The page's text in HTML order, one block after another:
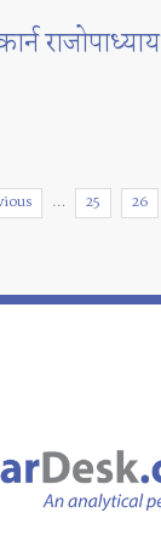
राजोपाध्याय
… 25 26